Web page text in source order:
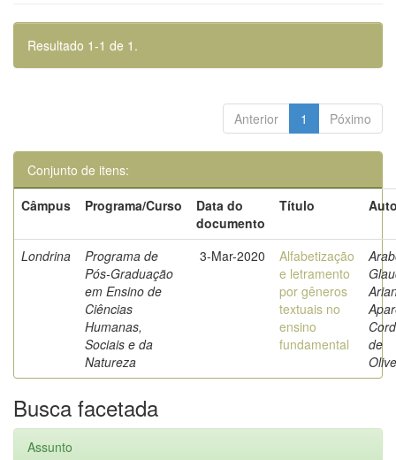
Resultado 1-1 de 1.
Anterior 1 Póximo
Conjunto de itens:
Câmpus
Programa/Curso
Data do
documento
Título
Londrina
Programa de
Pós-Graduação
em Ensino de
Ciências
Humanas,
Sociais e da
Natureza
3-Mar-2020
Alfabetização
e letramento
por gêneros
textuais no
ensino
fundamental
de
Busca facetada
Assunto